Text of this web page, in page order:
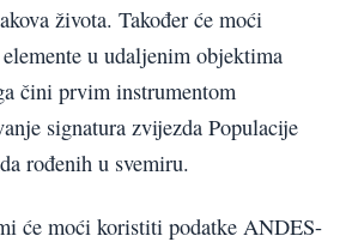
života. Također će moći
u udaljenim objektima
čini prvim instrumentom
signatura zvijezda Populacije
rođenih u svemiru.
će moći koristiti podatke ANDES-